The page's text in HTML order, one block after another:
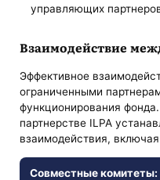
управляющих
Взаимодействие
Эффективное
ограниченными
функционирования
партнерстве ILPA
взаимодействия,
Совместные комитеты: